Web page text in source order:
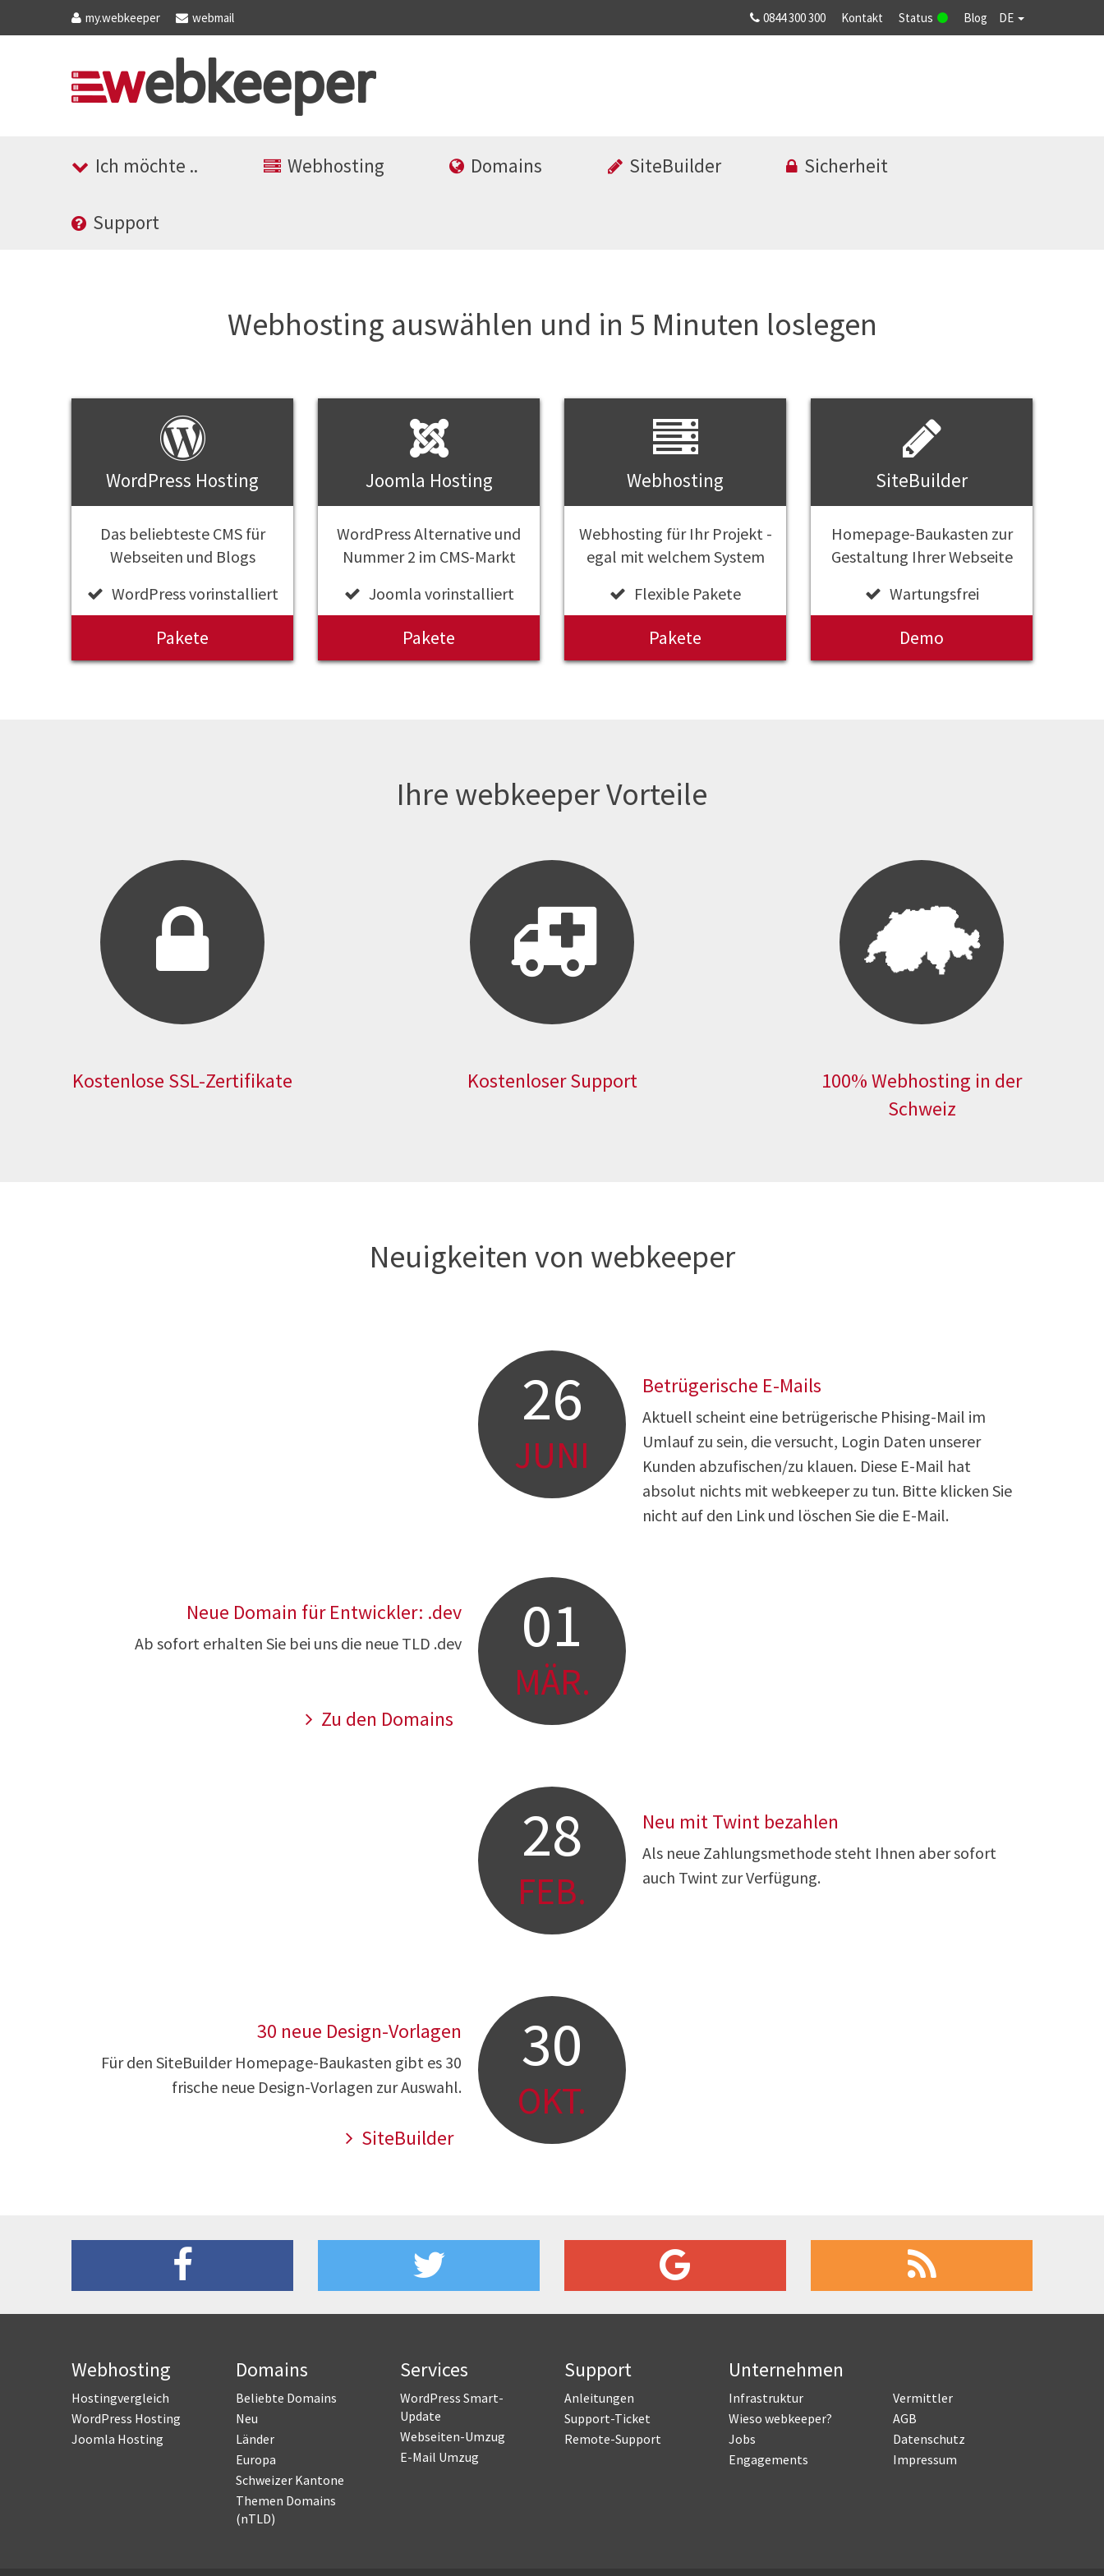
my.webkeeper webmail 0844 300 300 Kontakt Status Blog DE
Ich möchte .. Webhosting Domains SiteBuilder Sicherheit
Support
Webhosting auswählen und in 5 Minuten loslegen
WordPress Hosting
Das beliebteste CMS für
Webseiten und Blogs
WordPress vorinstalliert
Pakete
Joomla Hosting
WordPress Alternative und
Nummer 2 im CMS-Markt
Joomla vorinstalliert
Pakete
Webhosting
Webhosting für Ihr Projekt -
egal mit welchem System
Flexible Pakete
Pakete
SiteBuilder
Homepage-Baukasten zur
Gestaltung Ihrer Webseite
Wartungsfrei
Demo
Ihre webkeeper Vorteile
Kostenlose SSL-Zertifikate Kostenloser Support
100% Webhosting in der
Schweiz
Neuigkeiten von webkeeper
26
JUNI
Betrügerische E-Mails
Aktuell scheint eine betrügerische Phising-Mail im
Umlauf zu sein, die versucht, Login Daten unserer
Kunden abzufischen/zu klauen. Diese E-Mail hat
absolut nichts mit webkeeper zu tun. Bitte klicken Sie
nicht auf den Link und löschen Sie die E-Mail.
01
MÄR.
Neue Domain für Entwickler: .dev
Ab sofort erhalten Sie bei uns die neue TLD .dev
Zu den Domains
28
FEB.
Neu mit Twint bezahlen
Als neue Zahlungsmethode steht Ihnen aber sofort
auch Twint zur Verfügung.
30
OKT.
30 neue Design-Vorlagen
Für den SiteBuilder Homepage-Baukasten gibt es 30
frische neue Design-Vorlagen zur Auswahl.
SiteBuilder
Webhosting
Hostingvergleich
WordPress Hosting
Joomla Hosting
Domains
Beliebte Domains
Neu
Länder
Europa
Schweizer Kantone
Themen Domains
(nTLD)
Services
WordPress Smart-
Update
Webseiten-Umzug
E-Mail Umzug
Support
Anleitungen
Support-Ticket
Remote-Support
Unternehmen
Infrastruktur
Wieso webkeeper?
Jobs
Engagements
Vermittler
AGB
Datenschutz
Impressum